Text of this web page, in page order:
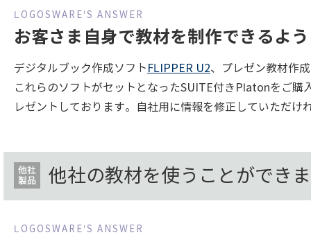
お客さま自身で教材を制作できるよ
デジタルブック作成ソフト FLIPPER U2、プレゼン教材作
これらのソフトがセットとなったSUITE付きPlatonをご購
レゼントしております。自社用に情報を修正していただ
他社の教材を使うことができ